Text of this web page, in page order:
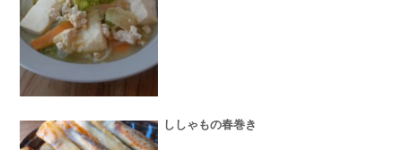
ししゃもの春巻き